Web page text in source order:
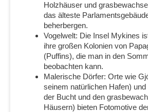
Holzhäuser und
das älteste
beherbergen.
Vogelwelt: Die Insel Mykines
ihre großen Kolonien von
(Puffins), die man in den
beobachten kann.
Malerische Dörfer: Orte wie
seinem natürlichen Hafen)
der Bucht und den
Häusern) bieten Fotomotive